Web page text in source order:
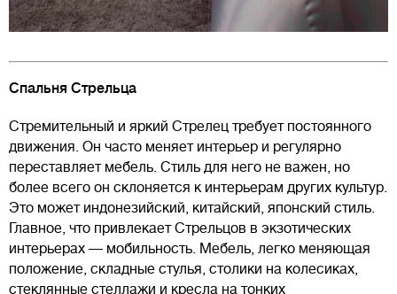
Спальня Стрельца
Стремительный и яркий Стрелец требует постоянного
движения. Он часто меняет интерьер и регулярно
переставляет мебель. Стиль для него не важен, но
более всего он склоняется к интерьерам других культур.
Это может индонезийский, китайский, японский стиль.
Главное, что привлекает Стрельцов в экзотических
интерьерах — мобильность. Мебель, легко меняющая
положение, складные стулья, столики на колесиках,
стеклянные стеллажи и кресла на тонких